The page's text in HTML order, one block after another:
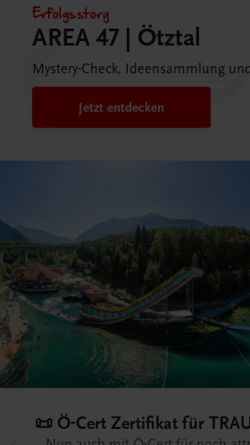
Erfolgsstory
AREA 47 | Ötztal
Mystery-Check, Ideensammlung
Jetzt entdecken
👨🏻‍🍳 Live-
Mitarbeiter/